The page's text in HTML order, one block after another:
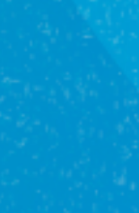
в выборе